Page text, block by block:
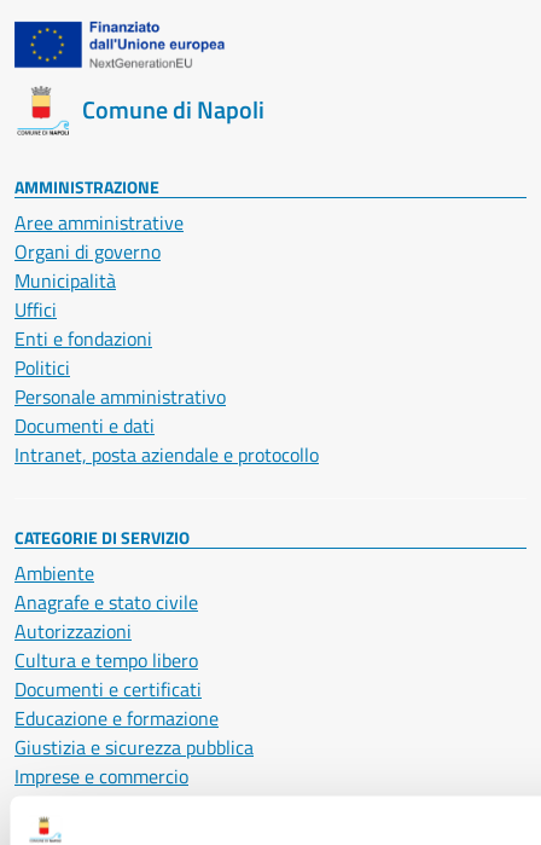
Comune di Napoli
AMMINISTRAZIONE
Aree amministrative
Organi di governo
Municipalità
Uffici
Enti e fondazioni
Politici
Personale amministrativo
Documenti e dati
Intranet, posta aziendale e protocollo
CATEGORIE DI SERVIZIO
Ambiente
Anagrafe e stato civile
Autorizzazioni
Cultura e tempo libero
Documenti e certificati
Educazione e formazione
Giustizia e sicurezza pubblica
Imprese e commercio
Servizi Cimiteriali